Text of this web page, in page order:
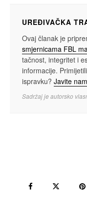
UREĐIVAČKA
Ovaj članak je
smjernicama FBL
tačnost, integritet i
informacije.
ispravku? Javite
Sadržaj je autorsko